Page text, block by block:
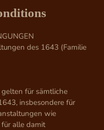
des 1643 (Familie
für sämtliche
insbesondere für
wie
alle damit